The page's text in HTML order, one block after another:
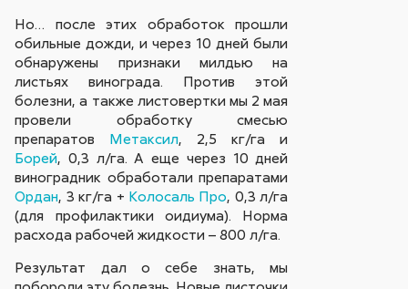
Но… после этих обработок прошли
обильные дожди, и через 10 дней были
обнаружены признаки милдью на
листьях винограда. Против этой
болезни, а также листовертки мы 2 мая
провели обработку смесью
препаратов Метаксил, 2,5 кг/га и
Борей, 0,3 л/га. А еще через 10 дней
виноградник обработали препаратами
Ордан, 3 кг/га + Колосаль Про, 0,3 л/га
(для профилактики оидиума). Норма
расхода рабочей жидкости – 800 л/га.
Результат дал о себе знать, мы